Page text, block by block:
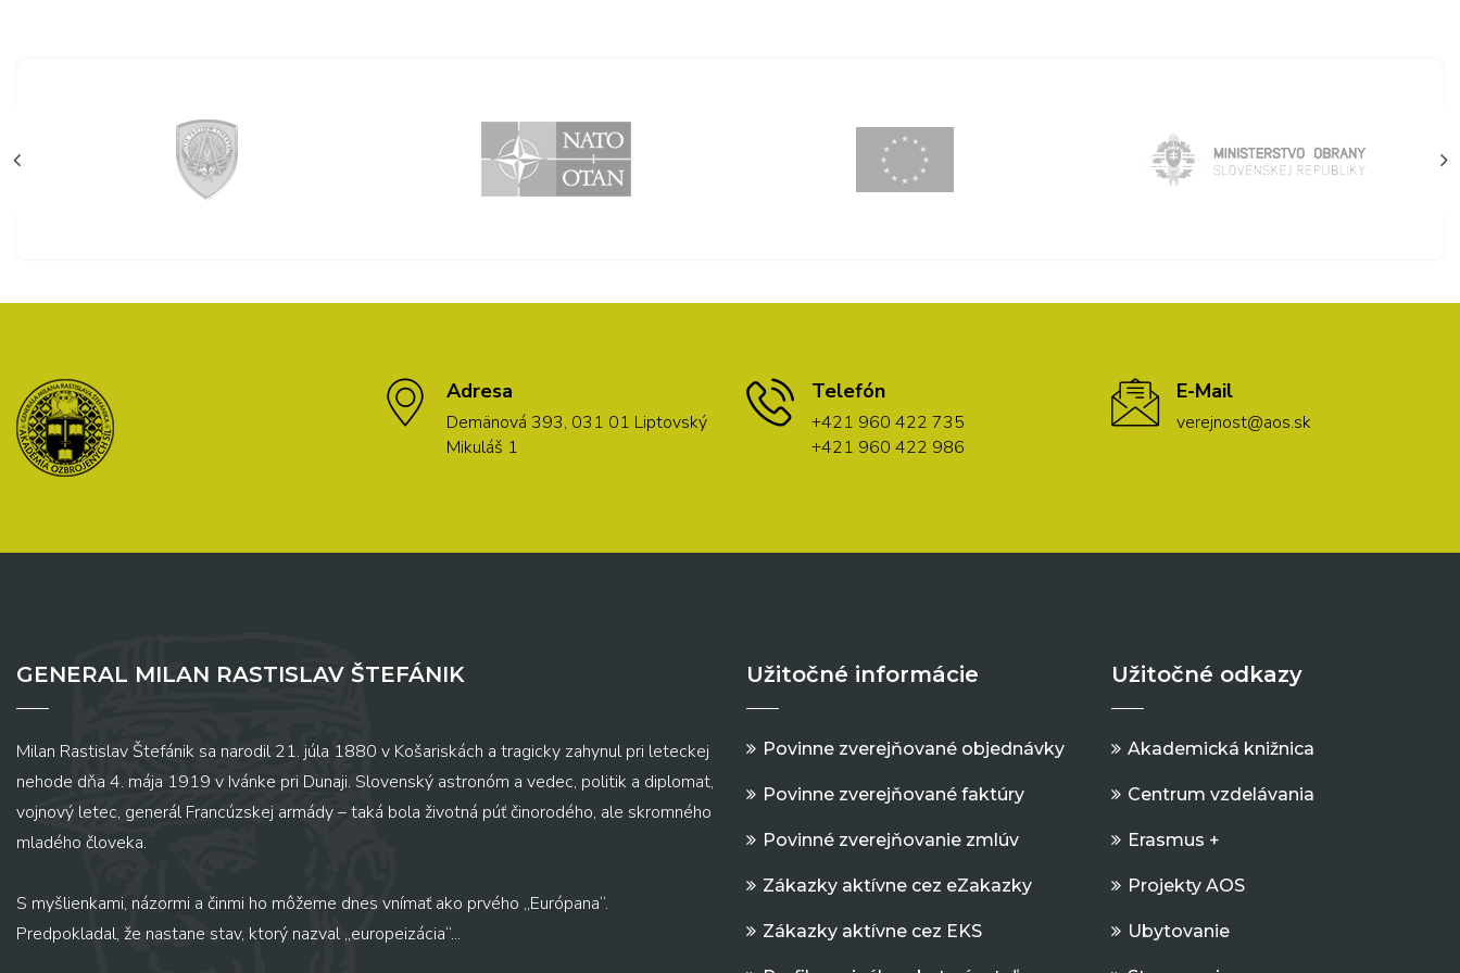
Adresa
Demänová 393, 031 01 Liptovský
Mikuláš 1
Telefón
+421 960 422 735
+421 960 422 986
E-Mail
verejnost@aos.sk
GENERAL MILAN RASTISLAV ŠTEFÁNIK
Milan Rastislav Štefánik sa narodil 21. júla 1880 v Košariskách a tragicky zahynul pri leteckej
nehode dňa 4. mája 1919 v Ivánke pri Dunaji. Slovenský astronóm a vedec, politik a diplomat,
vojnový letec, generál Francúzskej armády – taká bola životná púť činorodého, ale skromného
mladého človeka.
S myšlienkami, názormi a činmi ho môžeme dnes vnímať ako prvého „Európana“.
Predpokladal, že nastane stav, ktorý nazval „europeizácia“...
Užitočné informácie
Povinne zverejňované objednávky
Povinne zverejňované faktúry
Povinné zverejňovanie zmlúv
Zákazky aktívne cez eZakazky
Zákazky aktívne cez EKS
Užitočné odkazy
Akademická knižnica
Centrum vzdelávania
Erasmus +
Projekty AOS
Ubytovanie